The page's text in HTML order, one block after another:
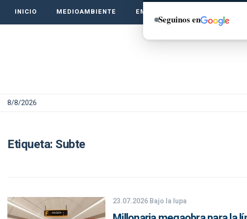
INICIO MEDIOAMBIENTE EMPRENDE VERDE
8/8/2026
Etiqueta: Subte
23.07.2026Bajo la lupa
Seguinos en